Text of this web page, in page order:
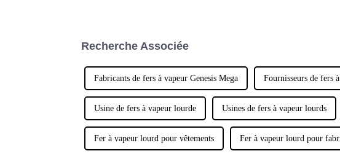
Recherche Associée
Fabricants de fers à vapeur Genesis Mega Fournisseurs de fers
Usine de fers à vapeur lourde Usines de fers à vapeur lourds
Fer à vapeur lourd pour vêtements Fer à vapeur lourd pour